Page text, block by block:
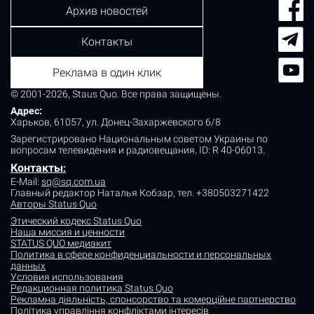
© 2001-2026, Staus Quo. Все права защищены.
Адрес:
Харьков, 61057, ул. Донец-Захаржевского 6/8
Зарегистрировано Национальным советом Украины по
вопросам телевидения и радиовещания. ID: R 40-06013.
Контакты:
E-Mail: sq@sq.com.ua
Главный редактор Наталья Кобзар, тел. +380503271422
Авторы Status Quo
Этический кодекс Status Quo
Наша миссия и ценности
STATUS QUO медиакит
Политика в сфере конфиденциальности и персональных
данных
Условия использования
Редакционная политика Status Quo
Рекламна діяльність, спонсорство та комерційне партнерство
Політика управління конфліктами інтересів
Архив новостей
Контакты
Реклама в один клик